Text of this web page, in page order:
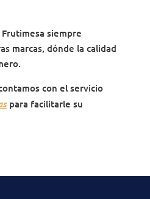
siempre
marcas, dónde la calidad
con el servicio
para facilitarle su